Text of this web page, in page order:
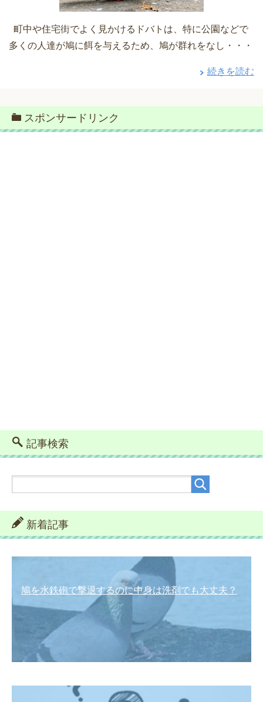
町中や住宅街でよく見かけるドバトは、特に公園などで
多くの人達が鳩に餌を与えるため、鳩が群れをなし・・・
続きを読む
スポンサードリンク
記事検索
新着記事
鳩を水鉄砲で撃退するのに中身は洗剤でも大丈夫？